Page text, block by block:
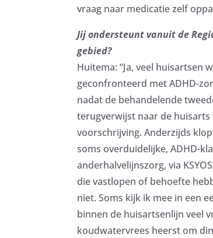
vraag naar medicatie zelf
Jij ondersteunt vanuit de
gebied?
Huitema: “Ja, veel huisartsen
geconfronteerd met ADHD-
nadat de behandelende
terugverwijst naar de
voorschrijving. Anderzijds
soms overduidelijke, ADHD-
anderhalvelijnszorg, via
die vastlopen of behoefte
niet. Soms kijk ik mee in een
binnen de huisartsenlijn veel
koudwatervrees heerst om